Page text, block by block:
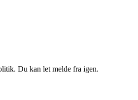
Du kan let melde fra igen.